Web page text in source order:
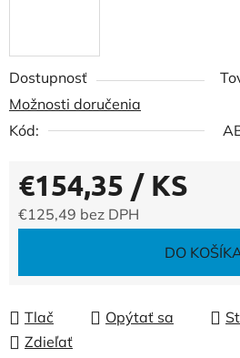
Dostupnosť
Možnosti doručenia
Kód:
€154,35 / KS
€125,49 bez DPH
DO
Tlač Opýtať sa
Zdieľať